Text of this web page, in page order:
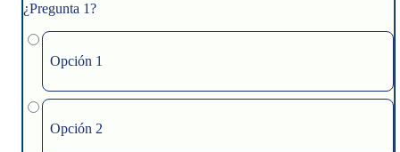
¿Pregunta 1?
Opción 1
Opción 2